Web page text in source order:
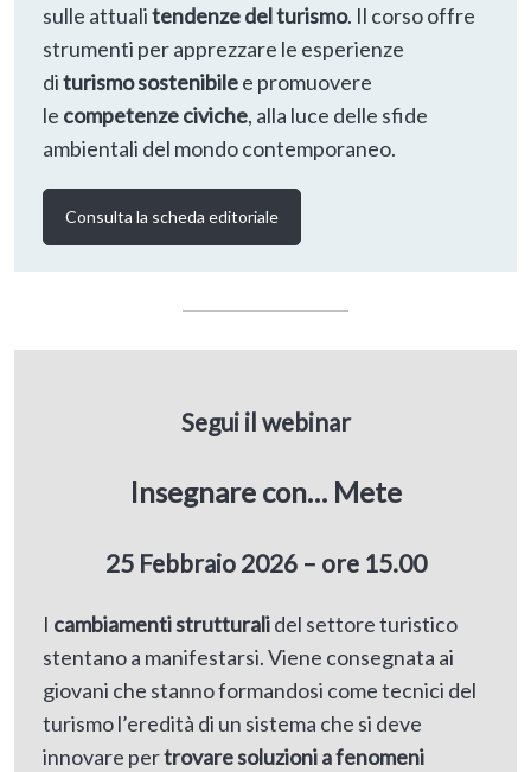
sulle attualitendenze del turismo. Il corso offre
strumenti per apprezzare le esperienze
diturismo sostenibilee promuovere
le competenze civiche, alla luce delle sfide
ambientali del mondo contemporaneo.
Consulta la scheda editoriale
Segui il webinar
Insegnare con… Mete
25 Febbraio 2026 – ore 15.00
I cambiamenti strutturalidel settore turistico
stentano a manifestarsi. Viene consegnata ai
giovani che stanno formandosi come tecnici del
turismo l’eredità di un sistema che si deve
innovare pertrovare soluzioni a fenomeni